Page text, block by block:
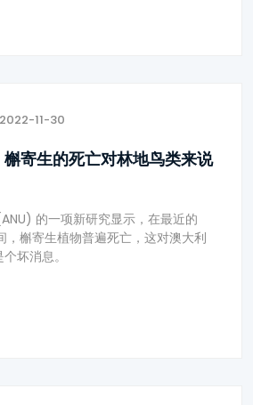
2022-11-30
寄生的死亡对林地鸟类来说
的一项新研究显示，在最近的
槲寄生植物普遍死亡，这对澳大利
坏消息。